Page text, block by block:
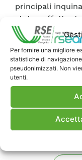
Per fornire una migliore
statistiche di
pseudonimizzati. Non
utenti.
principali
stata
emesso
risultati
normativa
Commenti